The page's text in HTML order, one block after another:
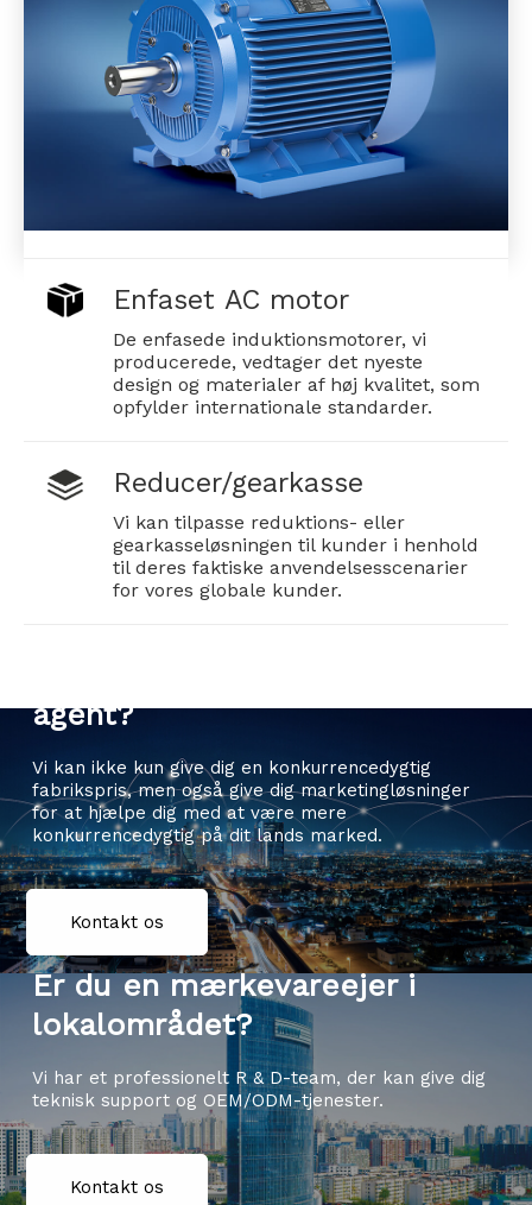
Enfaset AC motor
De enfasede induktionsmotorer, vi
producerede, vedtager det nyeste
design og materialer af høj kvalitet, som
opfylder internationale standarder.
Reducer/gearkasse
Vi kan tilpasse reduktions- eller
gearkasseløsningen til kunder i henhold
til deres faktiske anvendelsesscenarier
for vores globale kunder.
agent?
Vi kan ikke kun give dig en konkurrencedygtig
fabrikspris, men også give dig marketingløsninger
for at hjælpe dig med at være mere
konkurrencedygtig på dit lands marked.
Kontakt os
Er du en mærkevareejer i
lokalområdet?
Vi har et professionelt R & D-team, der kan give dig
teknisk support og OEM/ODM-tjenester.
Kontakt os